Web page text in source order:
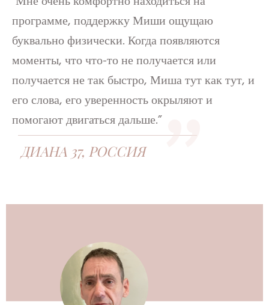
программе, поддержку Миши ощущаю
буквально физически. Когда появляются
моменты, что что-то не получается или
получается не так быстро, Миша тут как тут, и
его слова, его уверенность окрыляют и
помогают двигаться дальше.”
ДИАНА 37, РОССИЯ "